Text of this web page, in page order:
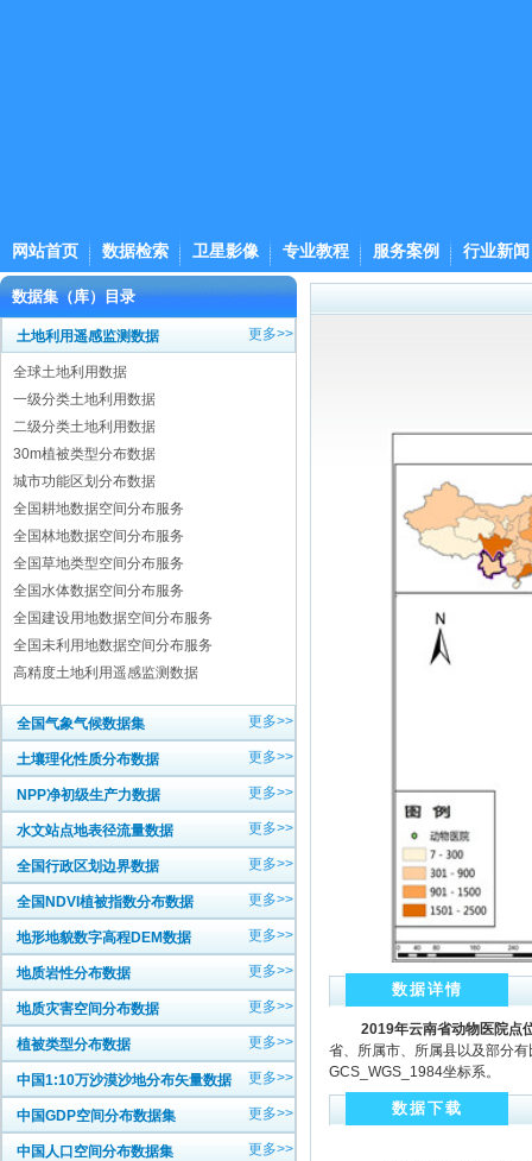
网站首页 数据检索 卫星影像 专业教程 服务案例 行业新闻
数据集（库）目录
土地利用遥感监测数据 更多>>
全球土地利用数据
一级分类土地利用数据
二级分类土地利用数据
30m植被类型分布数据
城市功能区划分布数据
全国耕地数据空间分布服务
全国林地数据空间分布服务
全国草地类型空间分布服务
全国水体数据空间分布服务
全国建设用地数据空间分布服务
全国未利用地数据空间分布服务
高精度土地利用遥感监测数据
全国气象气候数据集 更多>>
土壤理化性质分布数据 更多>>
NPP净初级生产力数据 更多>>
水文站点地表径流量数据 更多>>
全国行政区划边界数据 更多>>
全国NDVI植被指数分布数据 更多>>
地形地貌数字高程DEM数据 更多>>
地质岩性分布数据 更多>>
地质灾害空间分布数据 更多>>
植被类型分布数据 更多>>
中国1:10万沙漠沙地分布矢量数据 更多>>
中国GDP空间分布数据集 更多>>
中国人口空间分布数据集 更多>>
数据详情
2019年云南省动物医院点
省、所属市、所属县以及部分
GCS_WGS_1984坐标系。
数据下载